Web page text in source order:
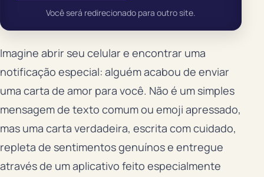
Você será redirecionado para outro site.
Imagine abrir seu celular e encontrar uma
notificação especial: alguém acabou de enviar
uma carta de amor para você. Não é um simples
mensagem de texto comum ou emoji apressado,
mas uma carta verdadeira, escrita com cuidado,
repleta de sentimentos genuínos e entregue
através de um aplicativo feito especialmente